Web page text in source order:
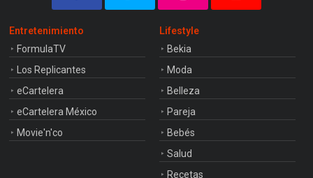
Entretenimiento
FormulaTV
Los Replicantes
eCartelera
eCartelera México
Movie'n'co
Lifestyle
Bekia
Moda
Belleza
Pareja
Bebés
Salud
Recetas